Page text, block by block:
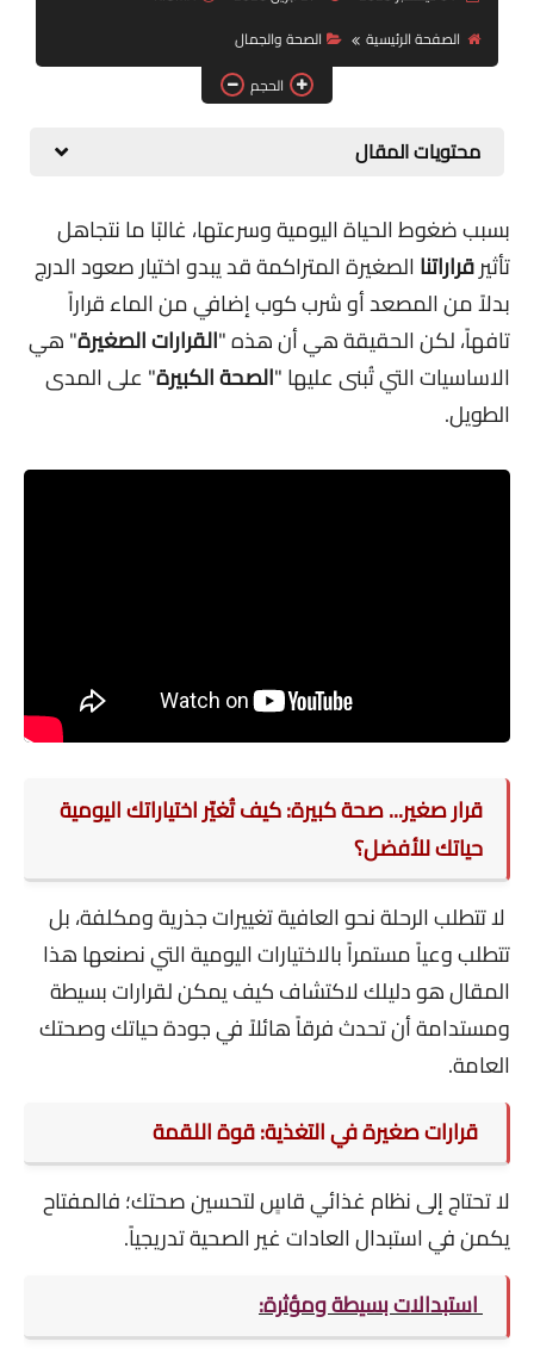
التكنولوجيا والصحة
قسم الأطفال
معلومة عامة
الصفحة الرئيسية
الصحة والجمال
الحجم
محتويات المقال
بسبب ضغوط الحياة اليومية وسرعتها، غالبًا ما نتجاهل
تأثيرقراراتناالصغيرة المتراكمة قد يبدو اختيار صعود الدرج
بدلاً من المصعد أو شرب كوب إضافي من الماء قراراً
تافهاً، لكن الحقيقة هي أن هذه "القرارات الصغيرة" هي
الاساسيات التي تُبنى عليها "الصحة الكبيرة" على المدى
الطويل.
قرار صغير... صحة كبيرة: كيف تُغيّر اختياراتك اليومية
حياتك للأفضل؟
لا تتطلب الرحلة نحو العافية تغييرات جذرية ومكلفة، بل
تتطلب وعياً مستمراً بالاختيارات اليومية التي نصنعها هذا
المقال هو دليلك لاكتشاف كيف يمكن لقرارات بسيطة
ومستدامة أن تحدث فرقاً هائلاً في جودة حياتك وصحتك
العامة.
قرارات صغيرة في التغذية: قوة اللقمة
لا تحتاج إلى نظام غذائي قاسٍ لتحسين صحتك؛ فالمفتاح
يكمن في استبدال العادات غير الصحية تدريجياً.
استبدالات بسيطة ومؤثرة: